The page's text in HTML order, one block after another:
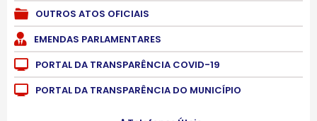
OUTROS ATOS OFICIAIS
EMENDAS PARLAMENTARES
PORTAL DA TRANSPARÊNCIA COVID-19
PORTAL DA TRANSPARÊNCIA DO MUNICÍPIO